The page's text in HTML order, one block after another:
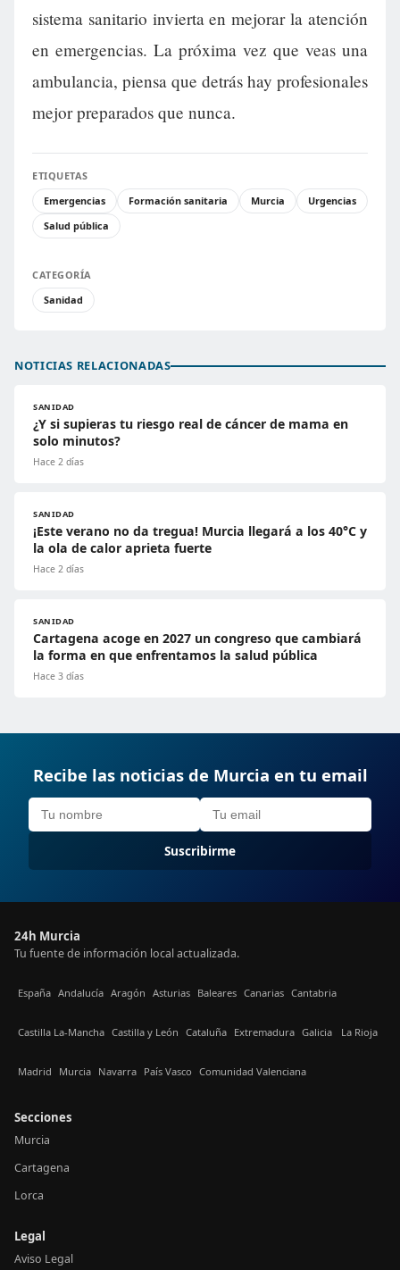
sistema sanitario invierta en mejorar la atención
en emergencias. La próxima vez que veas una
ambulancia, piensa que detrás hay profesionales
mejor preparados que nunca.
ETIQUETAS
Emergencias
Formación sanitaria Murcia
Urgencias
Salud pública
CATEGORÍA
Sanidad
NOTICIAS RELACIONADAS
SANIDAD
¿Y si supieras tu riesgo real de cáncer de mama en
solo minutos?
Hace 2 días
SANIDAD
¡Este verano no da tregua! Murcia llegará a los 40°C y
la ola de calor aprieta fuerte
Hace 2 días
SANIDAD
Cartagena acoge en 2027 un congreso que cambiará
la forma en que enfrentamos la salud pública
Hace 3 días
Recibe las noticias de Murcia en tu email
Suscribirme
24h Murcia
Tu fuente de información local actualizada.
España Andalucía Aragón Asturias Baleares Canarias Cantabria
Castilla La-Mancha Castilla y León Cataluña Extremadura Galicia La Rioja
Madrid Murcia Navarra País Vasco Comunidad Valenciana
Secciones
Murcia
Cartagena
Lorca
Legal
Aviso Legal